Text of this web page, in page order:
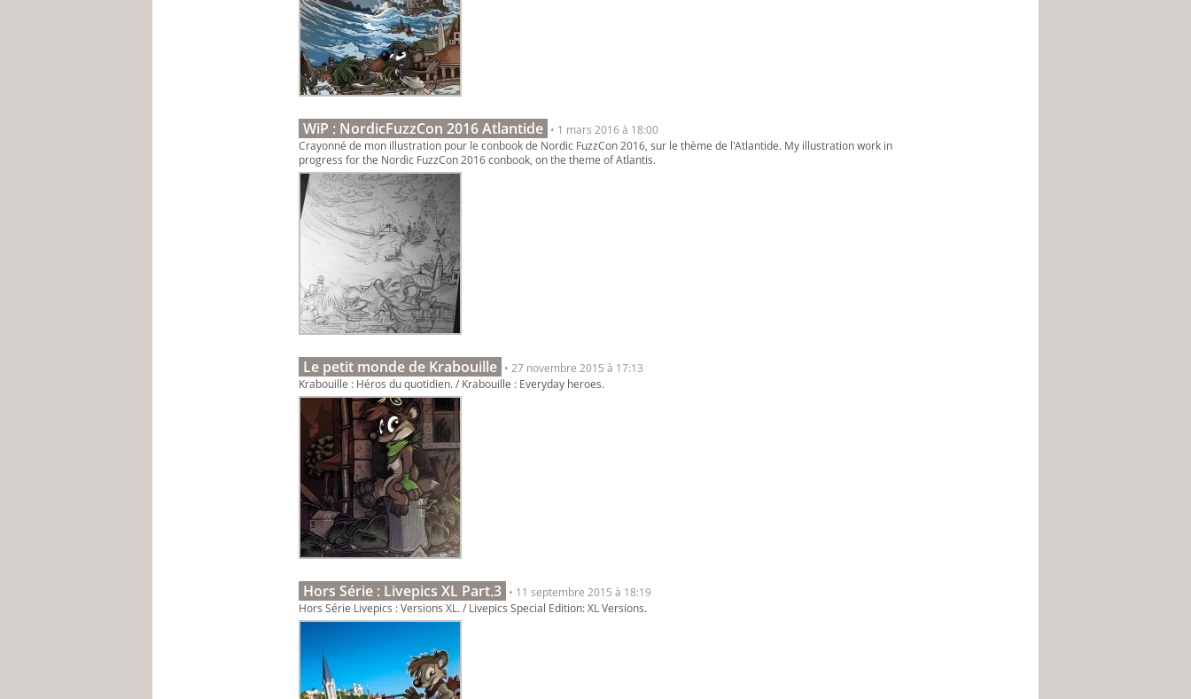
WiP : NordicFuzzCon 2016 Atlantide • 1 mars 2016 à 18:00
Crayonné de mon illustration pour le conbook de Nordic FuzzCon 2016, sur le thème de l'Atlantide. My illustration work in
progress for the Nordic FuzzCon 2016 conbook, on the theme of Atlantis.
Le petit monde de Krabouille • 27 novembre 2015 à 17:13
Krabouille : Héros du quotidien. / Krabouille : Everyday heroes.
Hors Série : Livepics XL Part.3 • 11 septembre 2015 à 18:19
Hors Série Livepics : Versions XL. / Livepics Special Edition: XL Versions.